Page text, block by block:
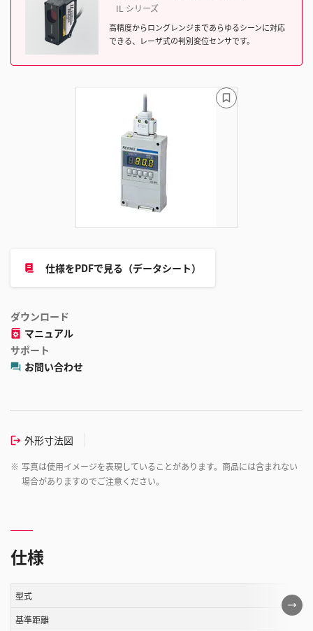
IL シリーズ
高精度からロングレンジまであらゆるシーンに対応
できる、レーザ式の判別変位センサです。
仕様をPDFで見る（データシート）
ダウンロード
マニュアル
サポート
お問い合わせ
外形寸法図
※ 写真は使用イメージを表現していることがあります。商品には含まれない
場合がありますのでご注意ください。
ブ
ッ
仕様
こ
の
型式
基準距離